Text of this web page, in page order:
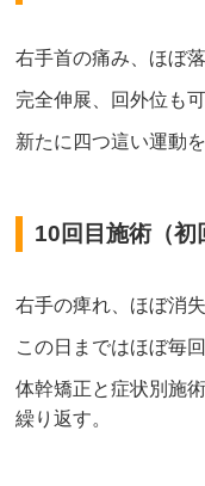
右手首の痛み、ほぼ落
完全伸展、回外位も
新たに四つ這い運動を
10回目施術（初
右手の痺れ、ほぼ消
この日まではほぼ毎回
体幹矯正と症状別施
繰り返す。